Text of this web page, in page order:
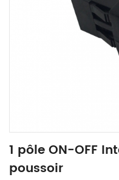
1 pôle ON-OFF
poussoir